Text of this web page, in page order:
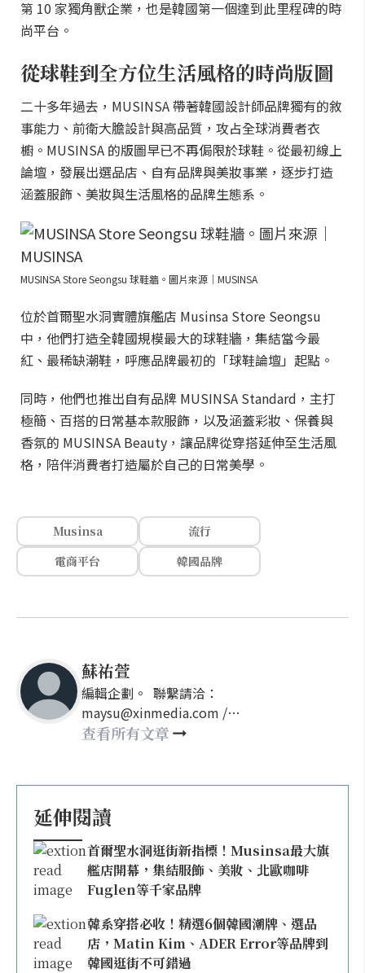
第 10 家獨角獸企業，也是韓國第一個達到此里程碑的時
尚平台。
從球鞋到全方位生活風格的時尚版圖
二十多年過去，MUSINSA 帶著韓國設計師品牌獨有的敘
事能力、前衛大膽設計與高品質，攻占全球消費者衣
櫥。MUSINSA 的版圖早已不再侷限於球鞋。從最初線上
論壇，發展出選品店、自有品牌與美妝事業，逐步打造
涵蓋服飾、美妝與生活風格的品牌生態系。
MUSINSA Store Seongsu 球鞋牆。圖片來源｜MUSINSA
位於首爾聖水洞實體旗艦店 Musinsa Store Seongsu
中，他們打造全韓國規模最大的球鞋牆，集結當今最
紅、最稀缺潮鞋，呼應品牌最初的「球鞋論壇」起點。
同時，他們也推出自有品牌 MUSINSA Standard，主打
極簡、百搭的日常基本款服飾，以及涵蓋彩妝、保養與
香氛的 MUSINSA Beauty，讓品牌從穿搭延伸至生活風
格，陪伴消費者打造屬於自己的日常美學。
Musinsa
流行
電商平台
韓國品牌
蘇祐萱
編輯企劃。 聯繫請洽：
maysu@xinmedia.com /
may860527@gmail.com
查看所有文章
延伸閱讀
首爾聖水洞逛街新指標！Musinsa最大旗
艦店開幕，集結服飾、美妝、北歐咖啡
Fuglen等千家品牌
韓系穿搭必收！精選6個韓國潮牌、選品
店，Matin Kim、ADER Error等品牌到
韓國逛街不可錯過